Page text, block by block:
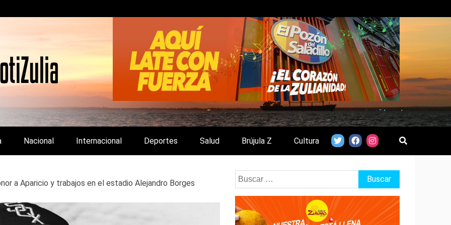
Y DE INTERÉS GENERAL.
Nacional Internacional Deportes Salud Brújula Z Cultura
a Aparicio y trabajos en el estadio Alejandro Borges
Buscar: